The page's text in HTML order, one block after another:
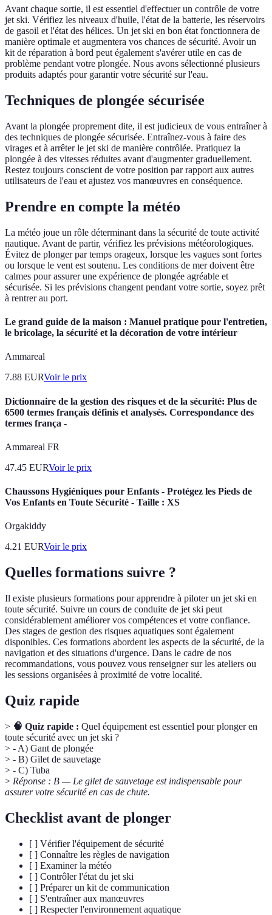
Avant chaque sortie, il est essentiel d'effectuer un contrôle de votre
jet ski. Vérifiez les niveaux d'huile, l'état de la batterie, les réservoirs
de gasoil et l'état des hélices. Un jet ski en bon état fonctionnera de
manière optimale et augmentera vos chances de sécurité. Avoir un
kit de réparation à bord peut également s'avérer utile en cas de
problème pendant votre plongée. Nous avons sélectionné plusieurs
produits adaptés pour garantir votre sécurité sur l'eau.
Techniques de plongée sécurisée
Avant la plongée proprement dite, il est judicieux de vous entraîner à
des techniques de plongée sécurisée. Entraînez-vous à faire des
virages et à arrêter le jet ski de manière contrôlée. Pratiquez la
plongée à des vitesses réduites avant d'augmenter graduellement.
Restez toujours conscient de votre position par rapport aux autres
utilisateurs de l'eau et ajustez vos manœuvres en conséquence.
Prendre en compte la météo
La météo joue un rôle déterminant dans la sécurité de toute activité
nautique. Avant de partir, vérifiez les prévisions météorologiques.
Évitez de plonger par temps orageux, lorsque les vagues sont fortes
ou lorsque le vent est soutenu. Les conditions de mer doivent être
calmes pour assurer une expérience de plongée agréable et
sécurisée. Si les prévisions changent pendant votre sortie, soyez prêt
à rentrer au port.
Le grand guide de la maison : Manuel pratique pour l'entretien,
le bricolage, la sécurité et la décoration de votre intérieur
Ammareal
7.88 EURVoir le prix
Dictionnaire de la gestion des risques et de la sécurité: Plus de
6500 termes français définis et analysés. Correspondance des
termes frança -
Ammareal FR
47.45 EURVoir le prix
Chaussons Hygiéniques pour Enfants - Protégez les Pieds de
Vos Enfants en Toute Sécurité - Taille : XS
Orgakiddy
4.21 EURVoir le prix
Quelles formations suivre ?
Il existe plusieurs formations pour apprendre à piloter un jet ski en
toute sécurité. Suivre un cours de conduite de jet ski peut
considérablement améliorer vos compétences et votre confiance.
Des stages de gestion des risques aquatiques sont également
disponibles. Ces formations abordent les aspects de la sécurité, de la
navigation et des situations d'urgence. Dans le cadre de nos
recommandations, vous pouvez vous renseigner sur les ateliers ou
les sessions organisées à proximité de votre localité.
Quiz rapide
> 🧠 Quiz rapide : Quel équipement est essentiel pour plonger en
toute sécurité avec un jet ski ?
> - A) Gant de plongée
> - B) Gilet de sauvetage
> - C) Tuba
> Réponse : B — Le gilet de sauvetage est indispensable pour
assurer votre sécurité en cas de chute.
Checklist avant de plonger
[ ] Vérifier l'équipement de sécurité
[ ] Connaître les règles de navigation
[ ] Examiner la météo
[ ] Contrôler l'état du jet ski
[ ] Préparer un kit de communication
[ ] S'entraîner aux manœuvres
[ ] Respecter l'environnement aquatique